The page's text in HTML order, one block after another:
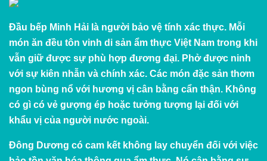
Đầu bếp Minh Hải là người bảo vệ tính xác thực. Mỗi
món ăn đều tôn vinh di sản ẩm thực Việt Nam trong khi
vẫn giữ được sự phù hợp đương đại. Phở được ninh
với sự kiên nhẫn và chính xác. Các món đặc sản thơm
ngon bùng nổ với hương vị cân bằng cẩn thận. Không
có gì có vẻ gượng ép hoặc tưởng tượng lại đối với
khẩu vị của người nước ngoài.
Đông Dương có cam kết không lay chuyển đối với việc